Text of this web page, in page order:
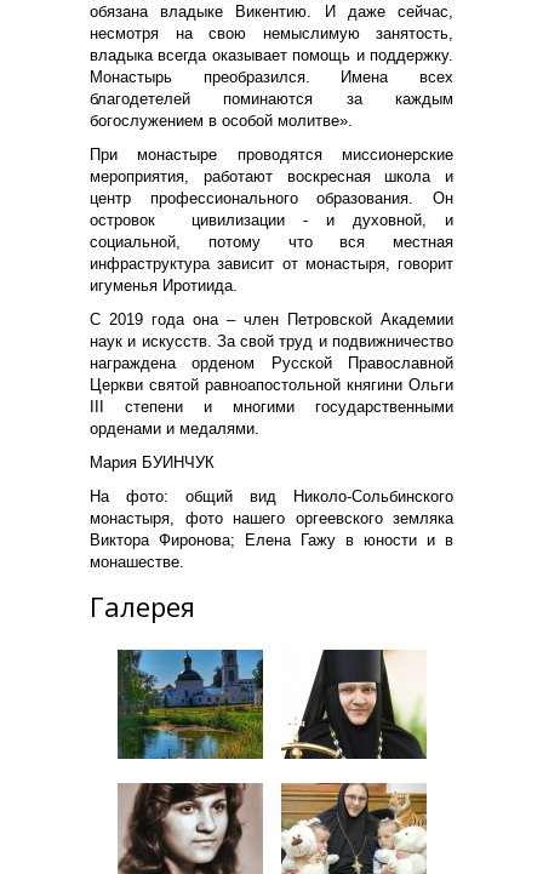
обязана владыке Викентию. И даже сейчас,
несмотря на свою немыслимую занятость,
владыка всегда оказывает помощь и поддержку.
Монастырь преобразился. Имена всех
благодетелей поминаются за каждым
богослужением в особой молитве».
При монастыре проводятся миссионерские
мероприятия, работают воскресная школа и
центр профессионального образования. Он
островок цивилизации - и духовной, и
социальной, потому что вся местная
инфраструктура зависит от монастыря, говорит
игуменья Иротиида.
С 2019 года она – член Петровской Академии
наук и искусств. За свой труд и подвижничество
награждена орденом Русской Православной
Церкви святой равноапостольной княгини Ольги
III степени и многими государственными
орденами и медалями.
Мария БУИНЧУК
На фото: общий вид Николо-Сольбинского
монастыря, фото нашего оргеевского земляка
Виктора Фиронова; Елена Гажу в юности и в
монашестве.
Галерея